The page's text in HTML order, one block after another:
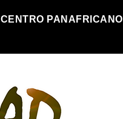
CENTRO PANAFRICANO